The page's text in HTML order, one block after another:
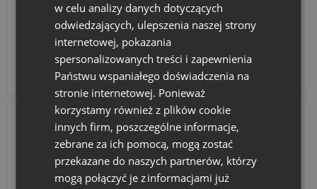
Przykładowe zastosowania
Wielkanocne upominki: Woreczki z nadrukiem
świątecznych motywów mogą służyć jako eleganckie
opakowania na wielkanocne prezenty.
Ślubne podziękowania: Personalizowane woreczki z
imionami nowożeńców i datą ślubu będą niezapomnianą
pamiątką dla gości.
Eventy firmowe: Woreczki z logo firmy mogą być
używane jako opakowania na gadżety reklamowe podczas
różnych wydarzeń branżowych.
Podsumowanie
Kalendarze adwentowe Torby bawełniane
w celu analizy danych dotyczących
odwiedzających, ulepszenia naszej strony
internetowej, pokazania
spersonalizowanych treści i zapewnienia
Państwu wspaniałego doświadczenia na
stronie internetowej. Ponieważ
korzystamy również z plików cookie
innych firm, poszczególne informacje,
zebrane za ich pomocą, mogą zostać
przekazane do naszych partnerów, którzy
mogą połączyć je z informacjami już